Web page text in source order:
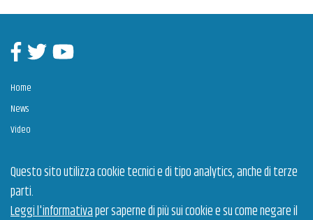
Facebook
Twitter Youtube
Home
News
Video
Estrazione dei Talenti è un intervento cofinanziato dall’Unione Europea a valere sul POR
Puglia 2014-2020, Assi Prioritari OT VIII "Promuovere la sostenibilità e la qualità
dell'occupazione e il sostegno alla mobilità professionale" e OT X “Investire nell’istruzione,
Questo sito utilizza cookie tecnici e di tipo analytics, anche di terze
parti.
Leggi l'informativaper saperne di più sui cookie e su come negare il